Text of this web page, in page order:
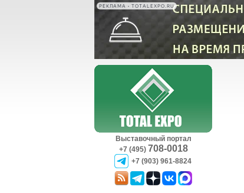
РЕКЛАМА • TOTALEXPO.RU
Выставочный портал
+7 (495) 708-0018
+7 (903) 961-8824